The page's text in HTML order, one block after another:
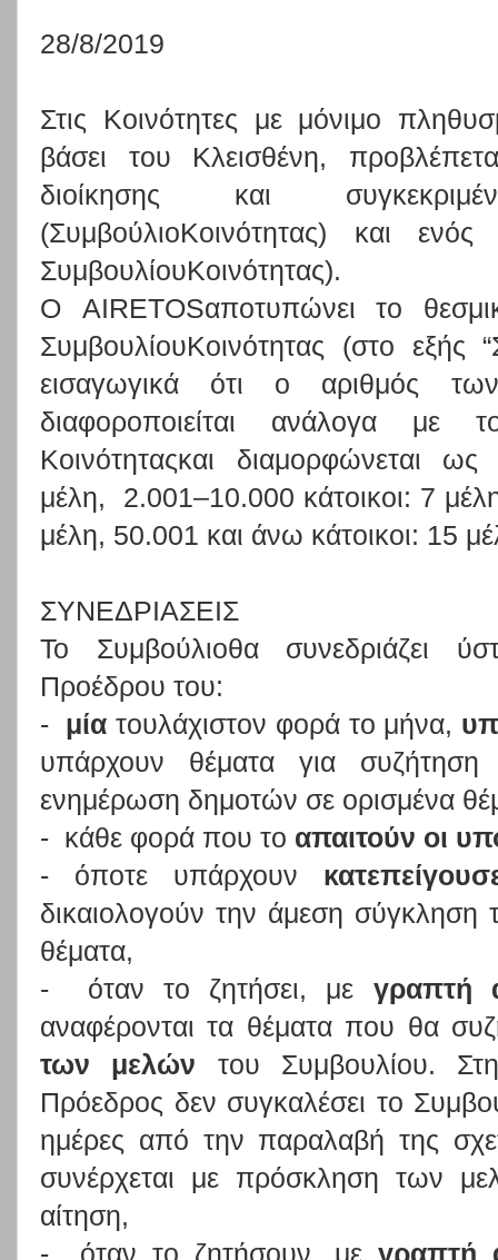
28/8/2019
Στις Κοινότητες με μόνιμο
βάσει του Κλεισθένη,
διοίκησης και
(ΣυμβούλιοΚοινότητας) και
ΣυμβουλίουΚοινότητας).
Ο AIRETOSαποτυπώνει το
ΣυμβουλίουΚοινότητας (στο εξής
εισαγωγικά ότι ο αριθμός
διαφοροποιείται ανάλογα
Κοινότηταςκαι διαμορφώνεται
μέλη, 2.001–10.000 κάτοικοι: 7
μέλη, 50.001 και άνω κάτοικοι: 15
ΣΥΝΕΔΡΙΑΣΕΙΣ
Το Συμβούλιοθα συνεδριάζει
Προέδρου του:
- μία τουλάχιστον φορά το μήνα,
υπάρχουν θέματα για
ενημέρωση δημοτών σε ορισμένα
- κάθε φορά που το απαιτούν οι
- όποτε υπάρχουν
δικαιολογούν την άμεση σύγκληση
θέματα,
- όταν το ζητήσει, με γραπτή
αναφέρονται τα θέματα που θα
των μελών του Συμβουλίου.
Πρόεδρος δεν συγκαλέσει το
ημέρες από την παραλαβή της
συνέρχεται με πρόσκληση των
αίτηση,
- όταν το ζητήσουν, με γραπτή